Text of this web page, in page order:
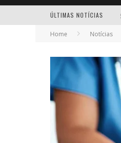
ÚLTIMAS NOTÍCIAS
Home Notícias